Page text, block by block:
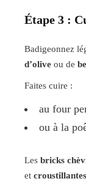
Étape 3 :
Badigeonnez
d’olive ou de
Faites cuire :
au four
ou à la
Lesbricks
et croustillantes